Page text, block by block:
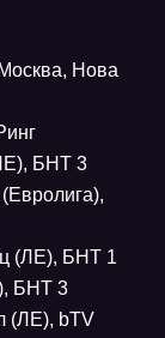
Нова
БНТ 3
(ЛЕ), БНТ 1
БНТ 3
(ЛЕ), bTV